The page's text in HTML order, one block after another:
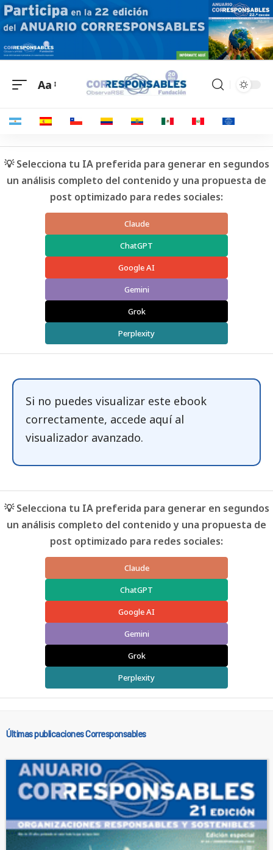
Aa
💡 Selecciona tu IA preferida para generar en segundos
un análisis completo del contenido y una propuesta de
post optimizado para redes sociales:
Claude
ChatGPT
Google AI
Gemini
Grok
Perplexity
Si no puedes visualizar este ebook
correctamente, accede aquíal
visualizador avanzado.
💡 Selecciona tu IA preferida para generar en segundos
un análisis completo del contenido y una propuesta de
post optimizado para redes sociales:
Claude
ChatGPT
Google AI
Gemini
Grok
Perplexity
Últimas publicaciones Corresponsables